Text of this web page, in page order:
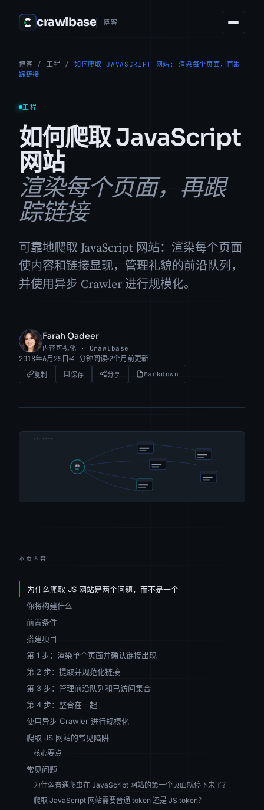
crawlbase 博客
博客 / 工程 /
如何爬取 JAVASCRIPT 网站: 渲染每个页面，再跟
踪链接
工程
如何爬取 JavaScript
网站
渲染每个页面，再跟
踪链接
可靠地爬取 JavaScript 网站：渲染每个页面
使内容和链接显现，管理礼貌的前沿队列，
并使用异步 Crawler 进行规模化。
FQ
Farah Qadeer
内容可视化 · Crawlbase
2018年6月25日 4 分钟阅读 2个月前更新
复制 保存 分享 Markdown
本页内容
为什么爬取 JS 网站是两个问题，而不是一个
你将构建什么
前置条件
搭建项目
第 1 步：渲染单个页面并确认链接出现
第 2 步：提取并规范化链接
第 3 步：管理前沿队列和已访问集合
第 4 步：整合在一起
使用异步 Crawler 进行规模化
爬取 JS 网站的常见陷阱
核心要点
常见问题
为什么普通爬虫在 JavaScript 网站的第一个页面就停下来了？
爬取 JavaScript 网站需要普通 token 还是 JS token？